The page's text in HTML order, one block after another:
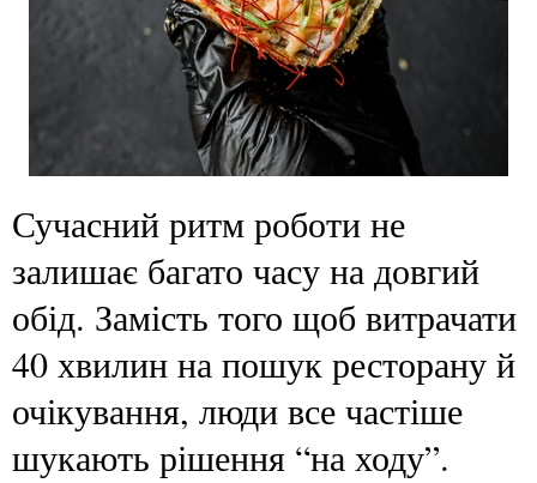
Сучасний ритм роботи не
залишає багато часу на довгий
обід. Замість того щоб витрачати
40 хвилин на пошук ресторану й
очікування, люди все частіше
шукають рішення “на ходу”.